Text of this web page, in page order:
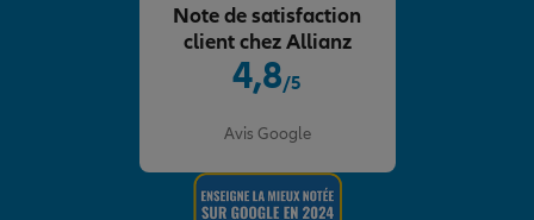
4,8/5
Avis Google
Note de satisfaction
client chez Allianz